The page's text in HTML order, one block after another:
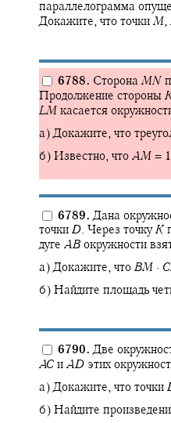
параллелограмма
Докажите, что точки M,
6788. Сторона MN
Продолжение стороны
LM касается
а) Докажите, что
б) Известно, что AM =
6789. Дана
точки D. Через точкуK
дуге AB окружности
а) Докажите, что BM · C
б) Найдите площадь
6790. Две
AC и AD этих
а) Докажите, что точки
б) Найдите